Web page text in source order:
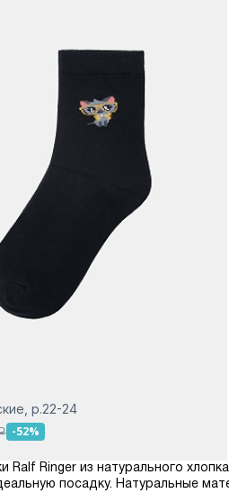
р.22-24
-52%
Ralf Ringer из натурального
посадку. Натуральные